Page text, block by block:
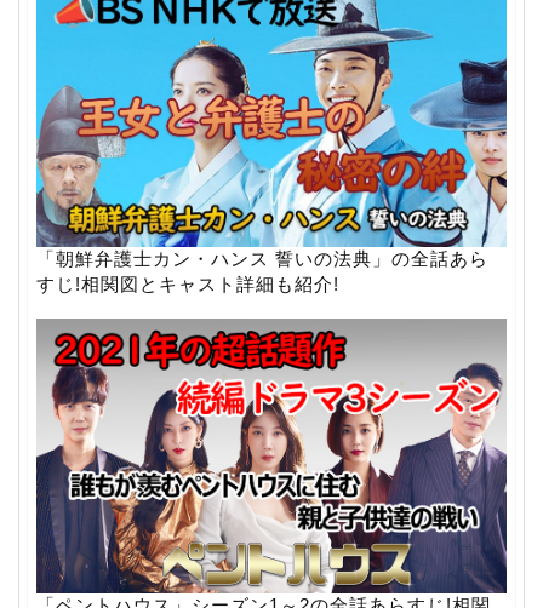
「朝鮮弁護士カン・ハンス 誓いの法典」の全話あら
すじ!相関図とキャスト詳細も紹介!